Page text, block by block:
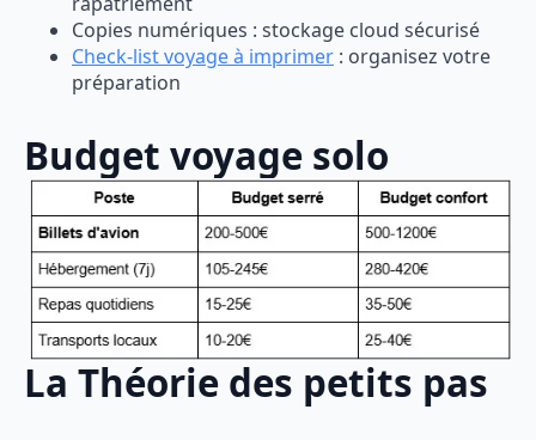
Copies numériques : stockage cloud sécurisé
Check-list voyage à imprimer : organisez votre
préparation
Budget voyage solo
La Théorie des petits pas